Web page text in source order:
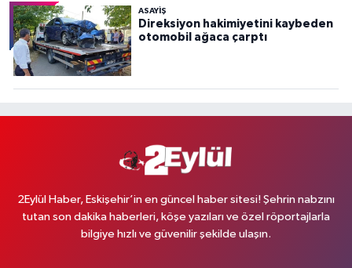
ASAYİŞ
Direksiyon hakimiyetini kaybeden
otomobil ağaca çarptı
2Eylül Haber, Eskişehir’in en güncel haber sitesi! Şehrin nabzını
tutan son dakika haberleri, köşe yazıları ve özel röportajlarla
bilgiye hızlı ve güvenilir şekilde ulaşın.